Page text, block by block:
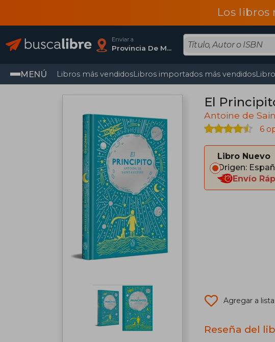
Los
Enviar a
Provincia De Madrid
MENÚ Libros más vendidosLibros importados más vendidos
El
Antoine de
6
Libro Nuevo
Origen:
Envío
Agregar a
Reseña del